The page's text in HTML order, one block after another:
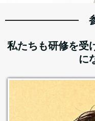
私たちも研修を受
に